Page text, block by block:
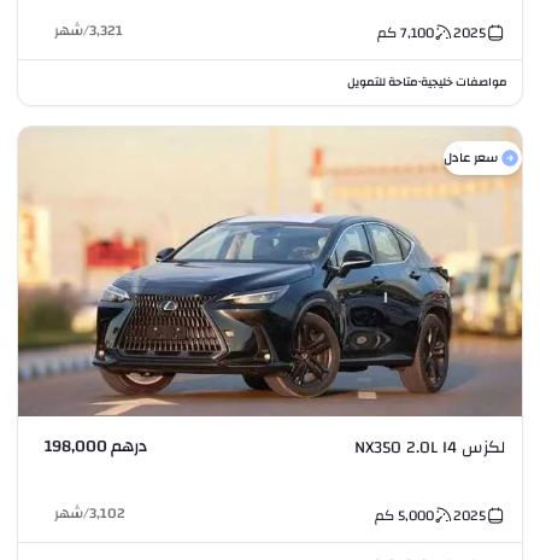
2025
7,100كم 3,321
/شهر
مواصفات خليجية•متاحة للتمويل
سعر عادل
لكزس NX350 2.0L I4 درهم 198,000
2025
5,000كم 3,102
/شهر